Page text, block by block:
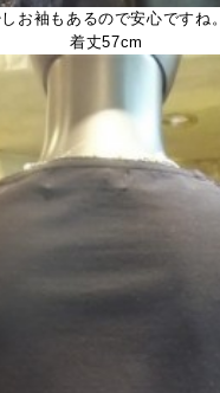
お袖もあるので安心ですね。
着丈57cm